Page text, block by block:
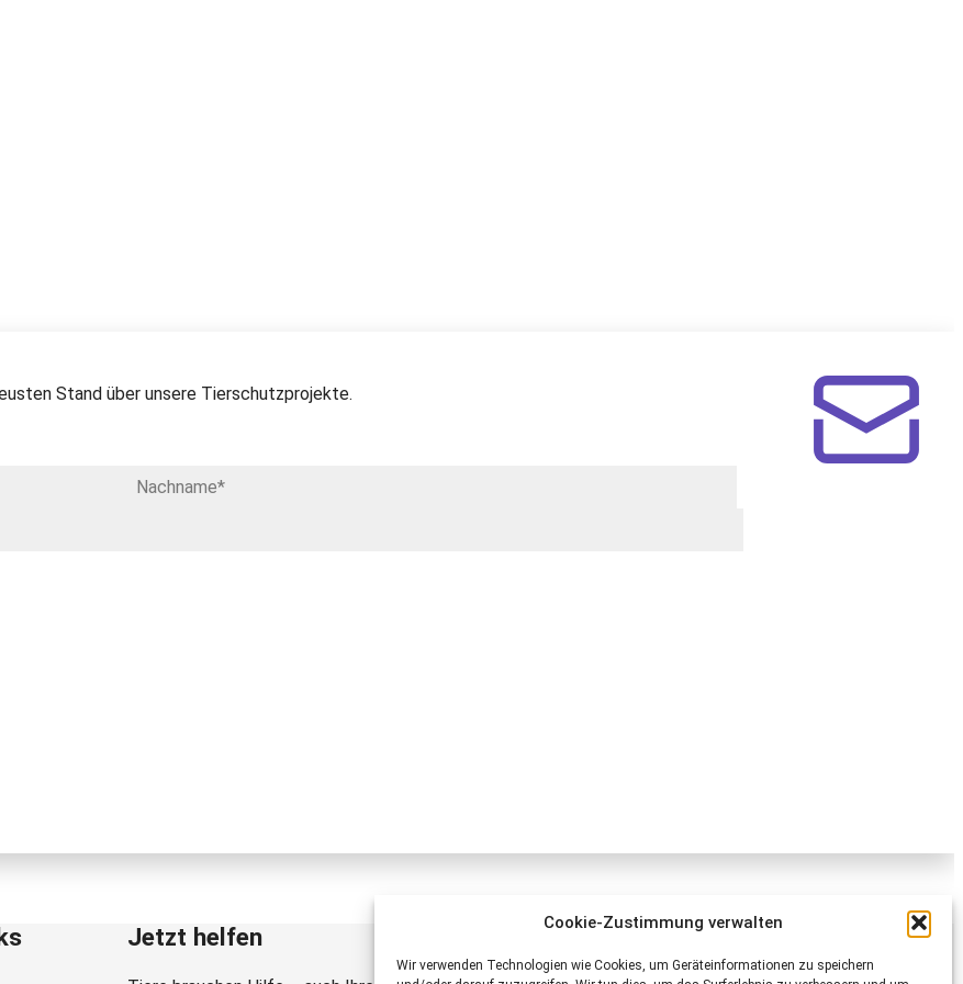
Cookie-Zustimmung verwalten
Wir verwenden Technologien wie Cookies, um Geräteinformationen zu speichern
Stand über unsere Tierschutzprojekte.
Jetzt helfen Schweizer Tierschutz STS